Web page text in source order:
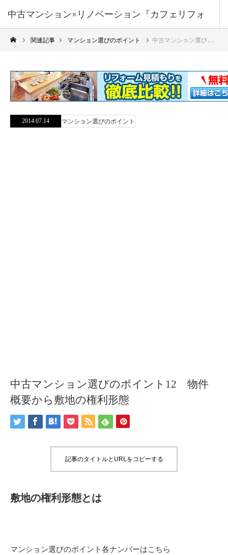
中古マンション×リノベーション『カフェリフォ
ーム』関連記事 マンション選びのポイント 中古マンション選びのポイント12 物件概要から敷地の権利形態
2014.07.14 マンション選びのポイント
中古マンション選びのポイント12 物件
概要から敷地の権利形態
記事のタイトルとURLをコピーする
敷地の権利形態とは
マンション選びのポイント各ナンバーはこちら